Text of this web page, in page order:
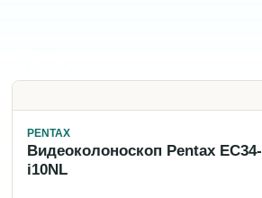
PENTAX
Видеоколоноскоп Pentax EC34-
i10NL